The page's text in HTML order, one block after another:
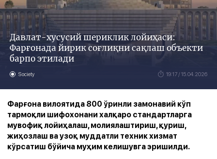
Давлат-хусусий шериклик лойиҳаси:
Фарғонада йирик соғлиқни сақлаш объекти
барпо этилади
Society 19:17 / 15.04.2026
Фарғона вилоятида 800 ўринли замонавий кўп
тармоқли шифохонани халқаро стандартларга
мувофиқ лойиҳалаш, молиялаштириш, қуриш,
жиҳозлаш ва узоқ муддатли техник хизмат
кўрсатиш бўйича муҳим келишувга эришилди.